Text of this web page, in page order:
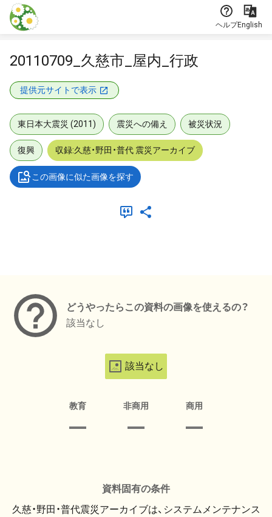
本文に飛ぶ
ヘルプEnglish
20110709_久慈市_屋内_行政
提供元サイトで表示
東日本大震災 (2011) 震災への備え 被災状況
復興 収録:久慈・野田・普代 震災アーカイブ
この画像に似た画像を探す
どうやったらこの資料の画像を使えるの？
該当なし
該当なし
教育 非商用 商用
資料固有の条件
久慈・野田・普代震災アーカイブは、システムメンテナンス